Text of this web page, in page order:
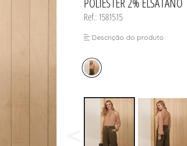
Ref.: 1581515
Descrição do produto